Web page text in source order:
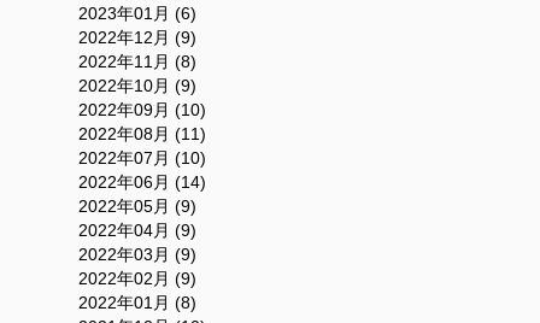
2023年01月 (6)
2022年12月 (9)
2022年11月 (8)
2022年10月 (9)
2022年09月 (10)
2022年08月 (11)
2022年07月 (10)
2022年06月 (14)
2022年05月 (9)
2022年04月 (9)
2022年03月 (9)
2022年02月 (9)
2022年01月 (8)